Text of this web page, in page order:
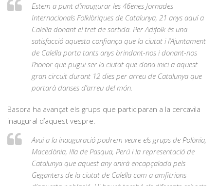
Estem a punt d’inaugurar les 46enes Jornades
Internacionals Folklòriques de Catalunya, 21 anys aquí a
Calella donant el tret de sortida. Per Adifolk és una
satisfacció aquesta confiança que la ciutat i l’Ajuntament
de Calella porta tants anys brindant-nos i donant-nos
l’honor que pugui ser la ciutat que dona inici a aquest
gran circuit durant 12 dies per arreu de Catalunya que
portarà danses d’arreu del món.
Basora ha avançat els grups que participaran a la cercavila
inaugural d’aquest vespre.
Avui a la inauguració podrem veure els grups de Polònia,
Macedònia, Illa de Pasqua, Perú i la representació de
Catalunya que aquest any anirà encapçalada pels
Geganters de la ciutat de Calella com a amfitrions